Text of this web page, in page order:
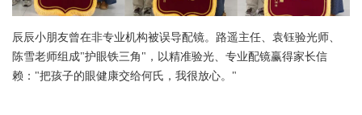
辰辰小朋友曾在非专业机构被误导配镜。路遥主任、袁钰验光师、
陈雪老师组成"护眼铁三角"，以精准验光、专业配镜赢得家长信
赖："把孩子的眼健康交给何氏，我很放心。"